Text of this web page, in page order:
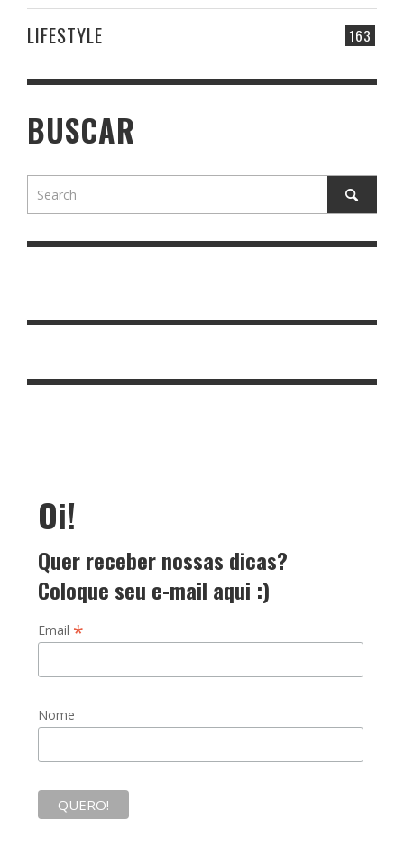
163
LIFESTYLE
BUSCAR
Oi!
Quer receber nossas dicas?
Coloque seu e-mail aqui :)
Email *
Nome